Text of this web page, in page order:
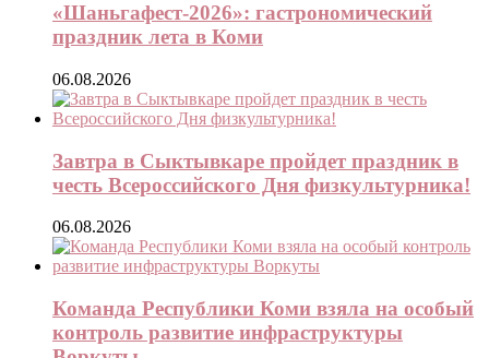
«Шаньгафест-2026»: гастрономический
праздник лета в Коми
06.08.2026
Завтра в Сыктывкаре пройдет праздник в
честь Всероссийского Дня физкультурника!
06.08.2026
Команда Республики Коми взяла на особый
контроль развитие инфраструктуры